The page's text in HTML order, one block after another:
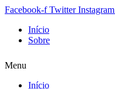
Facebook-f Twitter Instagram
Início
Sobre
Menu
Início